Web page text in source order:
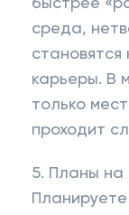
быстрее
среда,
карьеры. В
только
проходит
5. Планы на